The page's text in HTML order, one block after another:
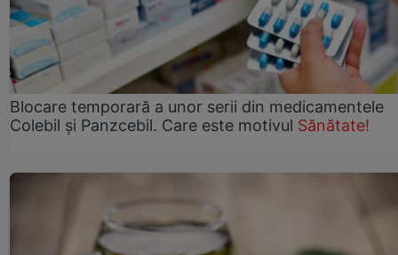
Blocare temporară a unor serii din medicamentele
Colebil și Panzcebil. Care este motivul Sănătate!